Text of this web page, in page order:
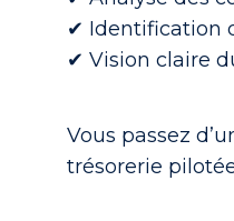
✔ Identification
✔ Vision claire
Vous passez
trésorerie